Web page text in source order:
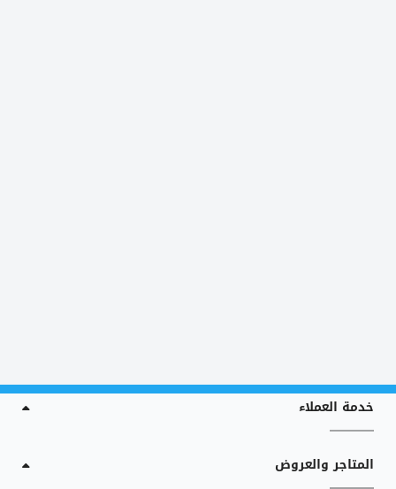
خدمة العملاء
المتاجر والعروض